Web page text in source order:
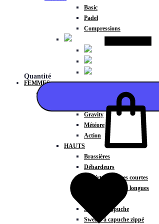
Basic
Padel
Compressions
FEMMES
Gravity
Météore
Action
HAUTS
Brassières
Débardeurs
T-shirts manches courtes
T-shirts manches longues
Sweats à capuche
Sweats à capuche zippé
Quantité